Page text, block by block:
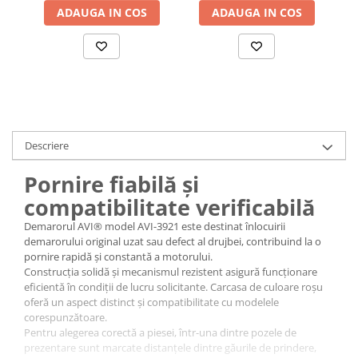
Accesorii baterii sanitare
Accesorii chiuvete
Sisteme filtrare instalatii
Sonerii electrice
Termometre Meteo
Gradina - Gradinarit
Accesorii fierastraie cu lant
Accesorii fierastraie electrice
Accesorii irigare
Accesorii pompe de apa
Accesorii unelte gradinarit
Articole antidaunatori gradina
ADAUGA IN COS ADAUGA IN COS
Descriere
Pornire fiabilă și
compatibilitate verificabilă
Demarorul AVI® model AVI-3921 este destinat înlocuirii
demarorului original uzat sau defect al drujbei, contribuind la o
pornire rapidă și constantă a motorului.
Construcția solidă și mecanismul rezistent asigură funcționare
eficientă în condiții de lucru solicitante. Carcasa de culoare roșu
oferă un aspect distinct și compatibilitate cu modelele
corespunzătoare.
Pentru alegerea corectă a piesei, într-una dintre pozele de
prezentare sunt marcate distanțele dintre găurile de prindere,